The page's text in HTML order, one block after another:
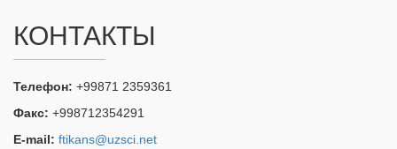
КОНТАКТЫ
Телефон: +99871 2359361
Факс: +998712354291
E-mail: ftikans@uzsci.net